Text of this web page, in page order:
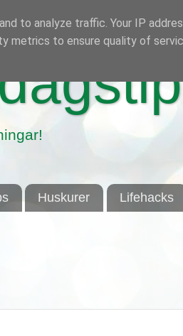
Huskurer Lifehacks
to analyze traffic. Your IP
metrics to ensure quality of